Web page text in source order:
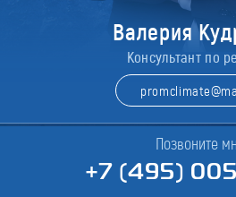
Валерия
Консультант по
Позвоните
+7 (495)